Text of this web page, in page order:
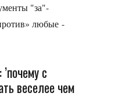
"за"-
любые -
с
веселее чем